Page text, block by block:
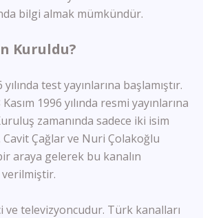
bilgi almak mümkündür.
Kuruldu?
test yayınlarına başlamıştır.
1996 yılında resmi yayınlarına
zamanında sadece iki isim
Çağlar ve Nuri Çolakoğlu
araya gelerek bu kanalın
ve televizyoncudur. Türk kanalları